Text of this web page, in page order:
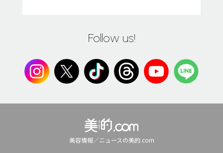
Follow us!
美容情報／ニュースの美的.com